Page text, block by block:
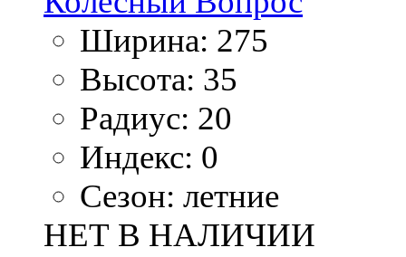
Ширина: 275
Высота: 35
Радиус: 20
Индекс: 0
Сезон: летние
НЕТ В НАЛИЧИИ